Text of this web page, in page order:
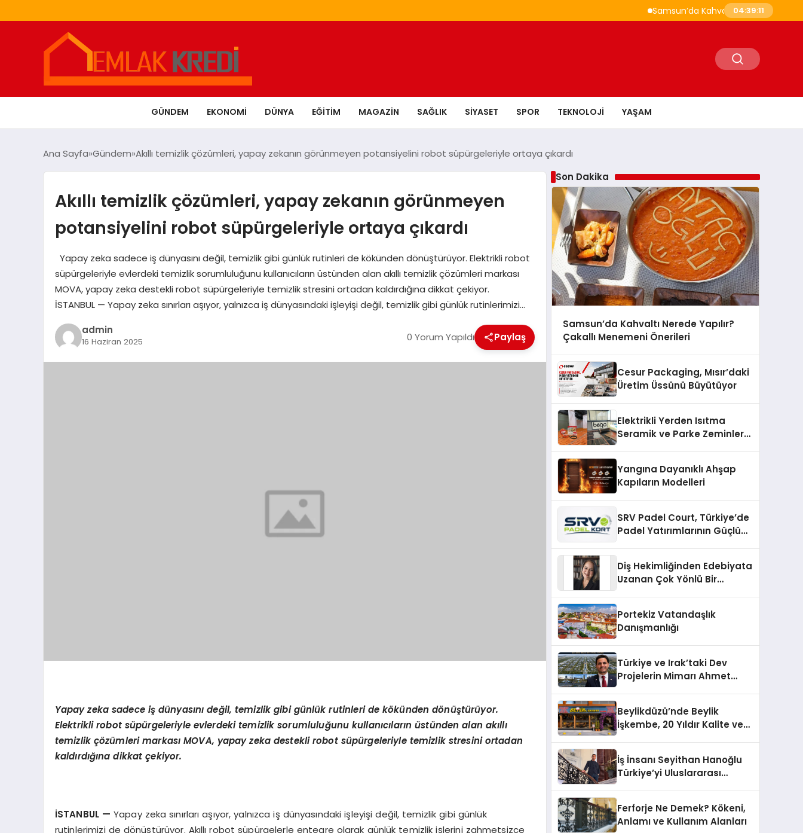
Samsun’da Kahvaltı Nerede Yapılır?
04:39:12
GÜNDEM EKONOMI DÜNYA EĞITIM MAGAZIN SAĞLIK SIYASET SPOR TEKNOLOJI YAŞAM
Ana Sayfa Gündem Akıllı temizlik çözümleri, yapay zekanın görünmeyen potansiyelini robot süpürgeleriyle ortaya çıkardı
Akıllı temizlik çözümleri, yapay zekanın görünmeyen
potansiyelini robot süpürgeleriyle ortaya çıkardı
Yapay zeka sadece iş dünyasını değil, temizlik gibi günlük rutinleri de kökünden dönüştürüyor. Elektrikli robot
süpürgeleriyle evlerdeki temizlik sorumluluğunu kullanıcıların üstünden alan akıllı temizlik çözümleri markası
MOVA, yapay zeka destekli robot süpürgeleriyle temizlik stresini ortadan kaldırdığına dikkat çekiyor.
İSTANBUL — Yapay zeka sınırları aşıyor, yalnızca iş dünyasındaki işleyişi değil, temizlik gibi günlük rutinlerimizi…
admin
16 Haziran 2025 0 Yorum Yapıldı Paylaş
Yapay zeka sadece iş dünyasınıdeğil, temizlik gibi günlük rutinleri de kökünden dönüştürüyor.
Elektrikli robot süpürgeleriyle evlerdeki temizlik sorumluluğunu kullanıcılarınüstünden alan akıllı
temizlik çözümleri markasıMOVA, yapay zeka destekli robot süpürgeleriyle temizlik stresini ortadan
kaldırdığına dikkatçekiyor.
İSTANBUL — Yapay zeka sınırları aşıyor, yalnızca iş dünyasındaki işleyişi değil, temizlik gibi günlük
rutinlerimizi de dönüştürüyor. Akıllı robot süpürgelerle entegre olarak günlük temizlik işlerini zahmetsizce
Son Dakika
Samsun’da Kahvaltı Nerede Yapılır?
Çakallı Menemeni Önerileri
Cesur Packaging, Mısır’daki
Üretim Üssünü Büyütüyor
Elektrikli Yerden Isıtma
Seramik ve Parke Zeminler
Yangına Dayanıklı Ahşap
Kapıların Modelleri
SRV Padel Court, Türkiye’de
Padel Yatırımlarının Güçlü
Diş Hekimliğinden Edebiyata
Uzanan Çok Yönlü Bir
Portekiz Vatandaşlık
Danışmanlığı
Türkiye ve Irak’taki Dev
Projelerin Mimarı Ahmet
Holding Industrial City”
Projesini Hayata Geçirecek
Beylikdüzü’nde Beylik
İşkembe, 20 Yıldır Kalite ve
İş İnsanı Seyithan Hanoğlu
Türkiye’yi Uluslararası
Ferforje Ne Demek? Kökeni,
Anlamı ve Kullanım Alanları